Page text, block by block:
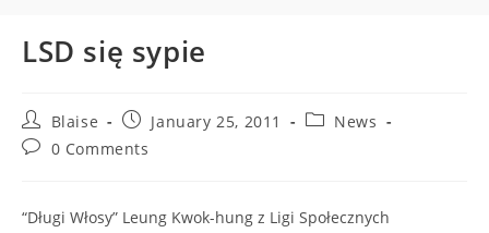
LSD się sypie
Post
author:
Blaise
Post
published:
January 25, 2011
PostNews
Post0 Comments
“Długi Włosy” Leung Kwok-hung z Ligi Społecznych